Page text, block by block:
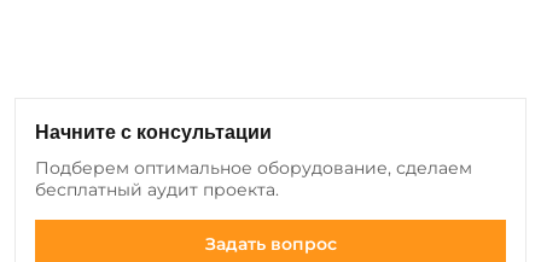
добавляем новые позиции оборудования и
инструмента, а также совершенствуем
существующие модели.
Начните с консультации
Подберем оптимальное оборудование, сделаем
бесплатный аудит проекта.
Задать вопрос